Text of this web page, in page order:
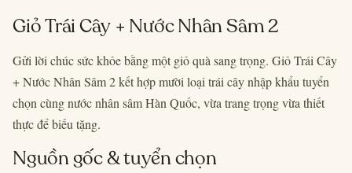
Giỏ Trái Cây + Nước Nhân Sâm 2
Gửi lời chúc sức khỏe bằng một giỏ quà sang trọng. Giỏ Trái Cây
+ Nước Nhân Sâm 2 kết hợp mười loại trái cây nhập khẩu tuyển
chọn cùng nước nhân sâm Hàn Quốc, vừa trang trọng vừa thiết
thực để biếu tặng.
Nguồn gốc & tuyển chọn